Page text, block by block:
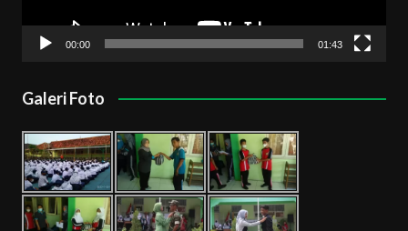
00:00 01:43
Galeri Foto